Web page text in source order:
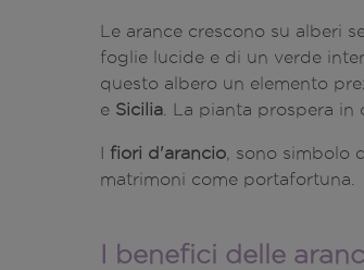
Le arance crescono su alberi
foglie lucide e di un verde
questo albero un elemento
e Sicilia . La pianta prospera
I fiori d'arancio , sono
matrimoni come portafortuna.
I benefici delle